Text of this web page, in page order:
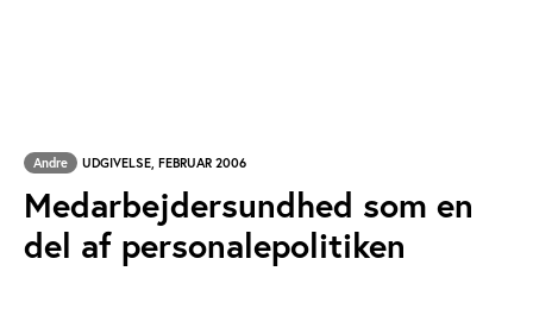
Andre UDGIVELSE, FEBRUAR 2006
Medarbejdersundhed som en
del af personalepolitiken